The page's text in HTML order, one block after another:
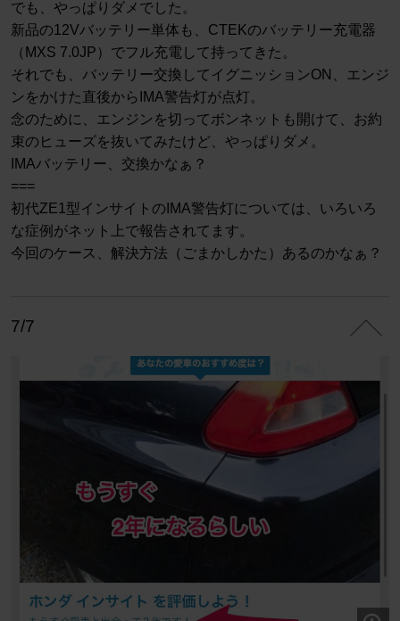
でも、やっぱりダメでした。
新品の12Vバッテリー単体も、CTEKのバッテリー充電器
（MXS 7.0JP）でフル充電して持ってきた。
それでも、バッテリー交換してイグニッションON、エンジ
ンをかけた直後からIMA警告灯が点灯。
念のために、エンジンを切ってボンネットも開けて、お約
束のヒューズを抜いてみたけど、やっぱりダメ。
IMAバッテリー、交換かなぁ？
===
初代ZE1型インサイトのIMA警告灯については、いろいろ
な症例がネット上で報告されてます。
今回のケース、解決方法（ごまかしかた）あるのかなぁ？
7/7